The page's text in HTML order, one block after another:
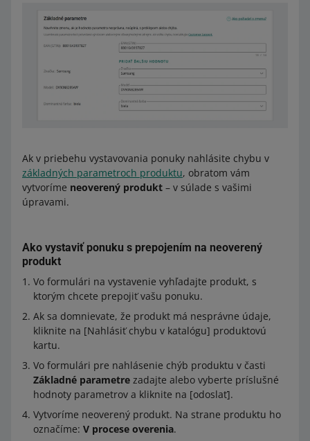
Ak v priebehu vystavovania ponuky nahlásite chybu v
základných parametroch produktu, obratom vám
vytvoríme neoverený produkt – v súlade s vašimi
úpravami.
Ako vystaviť ponuku s prepojením na neoverený
produkt
Vo formulári na vystavenie vyhľadajte produkt, s
ktorým chcete prepojiť vašu ponuku.
Ak sa domnievate, že produkt má nesprávne údaje,
kliknite na [Nahlásiť chybu v katalógu] produktovú
kartu.
Vo formulári pre nahlásenie chýb produktu v časti
Základné parametre zadajte alebo vyberte príslušné
hodnoty parametrov a kliknite na [odoslať].
Vytvoríme neoverený produkt. Na strane produktu ho
označíme: V procese overenia.